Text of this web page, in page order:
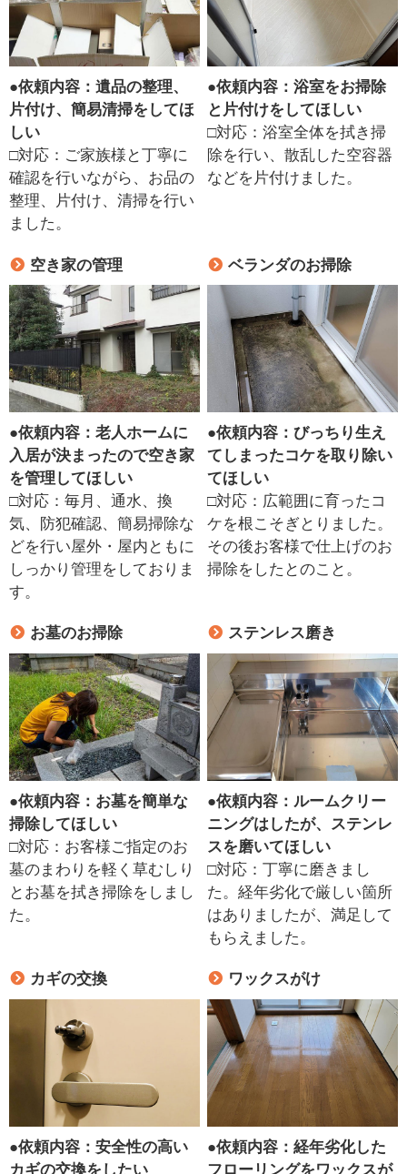
●依頼内容：遺品の整理、
片付け、簡易清掃をしてほ
しい
□対応：ご家族様と丁寧に
確認を行いながら、お品の
整理、片付け、清掃を行い
ました。
●依頼内容：浴室をお掃除
と片付けをしてほしい
□対応：浴室全体を拭き掃
除を行い、散乱した空容器
などを片付けました。
空き家の管理
●依頼内容：老人ホームに
入居が決まったので空き家
を管理してほしい
□対応：毎月、通水、換
気、防犯確認、簡易掃除な
どを行い屋外・屋内ともに
しっかり管理をしておりま
す。
ベランダのお掃除
●依頼内容：びっちり生え
てしまったコケを取り除い
てほしい
□対応：広範囲に育ったコ
ケを根こそぎとりました。
その後お客様で仕上げのお
掃除をしたとのこと。
お墓のお掃除
●依頼内容：お墓を簡単な
掃除してほしい
□対応：お客様ご指定のお
墓のまわりを軽く草むしり
とお墓を拭き掃除をしまし
た。
ステンレス磨き
●依頼内容：ルームクリー
ニングはしたが、ステンレ
スを磨いてほしい
□対応：丁寧に磨きまし
た。経年劣化で厳しい箇所
はありましたが、満足して
もらえました。
カギの交換
●依頼内容：安全性の高い
カギの交換をしたい
ワックスがけ
●依頼内容：経年劣化した
フローリングをワックスが